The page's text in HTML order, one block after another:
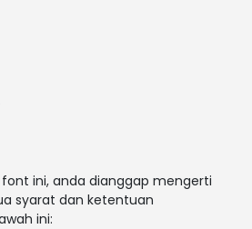
ini, anda dianggap mengerti
syarat dan ketentuan
ini: